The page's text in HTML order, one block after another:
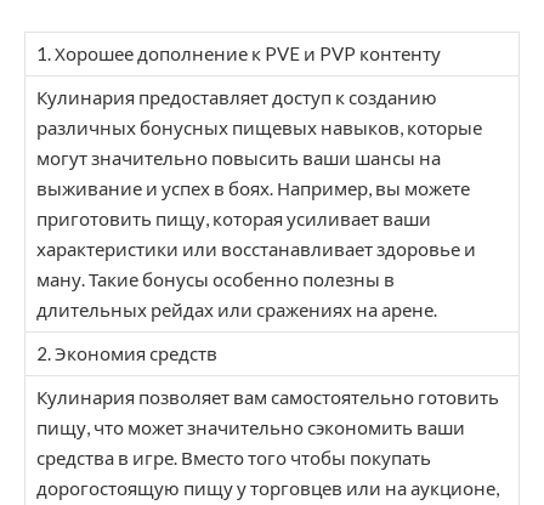
1. Хорошее дополнение к PVE и PVP контенту
Кулинария предоставляет доступ к созданию
различных бонусных пищевых навыков, которые
могут значительно повысить ваши шансы на
выживание и успех в боях. Например, вы можете
приготовить пищу, которая усиливает ваши
характеристики или восстанавливает здоровье и
ману. Такие бонусы особенно полезны в
длительных рейдах или сражениях на арене.
2. Экономия средств
Кулинария позволяет вам самостоятельно готовить
пищу, что может значительно сэкономить ваши
средства в игре. Вместо того чтобы покупать
дорогостоящую пищу у торговцев или на аукционе,